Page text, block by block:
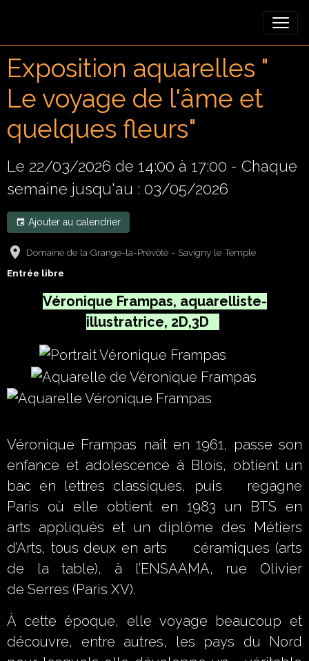
Exposition aquarelles "
Le voyage de l'âme et
quelques fleurs"
Le 22/03/2026 de 14:00 à 17:00 - Chaque
semaine jusqu'au : 03/05/2026
Ajouter au calendrier
Domaine de la Grange-la-Prévôté - Savigny le Temple
Entrée libre
Véronique Frampas, aquarelliste-
illustratrice, 2D,3D
Véronique Frampas naît en 1961, passe son
enfance et adolescence à Blois, obtient un
bac en lettres classiques, puis regagne
Paris où elle obtient en 1983 un BTS en
arts appliqués et un diplôme des Métiers
d’Arts, tous deux en arts céramiques (arts
de la table), à l’ENSAAMA, rue Olivier
de Serres (Paris XV).
À cette époque, elle voyage beaucoup et
découvre, entre autres, les pays du Nord